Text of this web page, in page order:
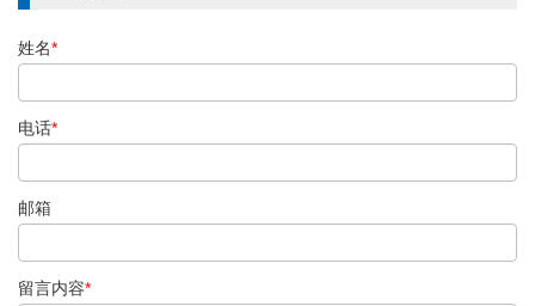
姓名*
电话*
邮箱
留言内容*